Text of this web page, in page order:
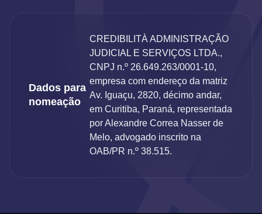
Dados para
nomeação
CREDIBILITÀ ADMINISTRAÇÃO
JUDICIAL E SERVIÇOS LTDA.,
CNPJ n.º 26.649.263/0001-10,
empresa com endereço da matriz
Av. Iguaçu, 2820, décimo andar,
em Curitiba, Paraná, representada
por Alexandre Correa Nasser de
Melo, advogado inscrito na
OAB/PR n.º 38.515.